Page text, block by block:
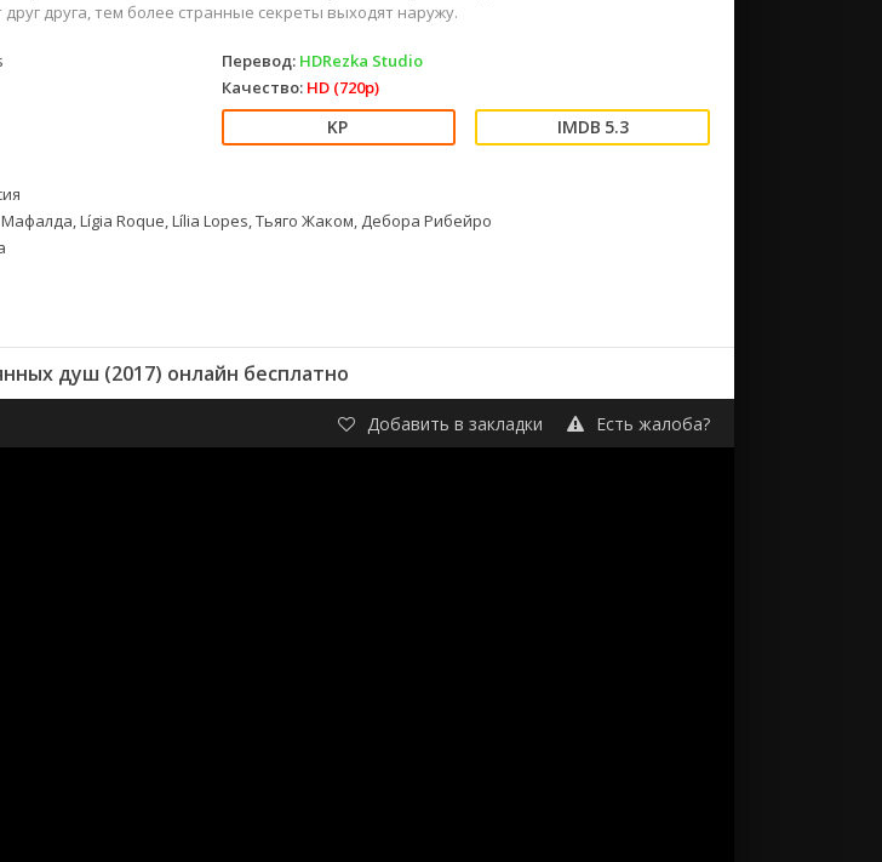
друга, тем более странные секреты выходят наружу.
Перевод: HDRezka Studio
Качество: HD (720p)
5.3
Lígia Roque, Lília Lopes, Тьяго Жаком, Дебора Рибейро
душ (2017) онлайн бесплатно
Добавить в закладки Есть жалоба?